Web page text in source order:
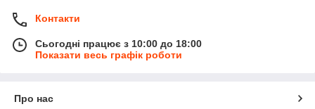
Контакти
Сьогодні працює з 10:00 до 18:00
Показати весь графік роботи
Про нас